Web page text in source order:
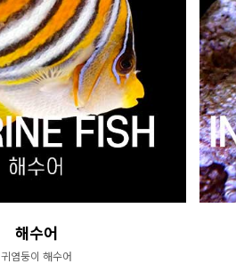
해수어
귀염둥이 해수어